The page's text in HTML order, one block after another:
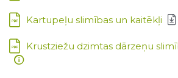
Lejupielādēt:
Kartupeļu slimības un kaitēkļi
Lejupielādēt:
Krustziežu dzimtas dārzeņu